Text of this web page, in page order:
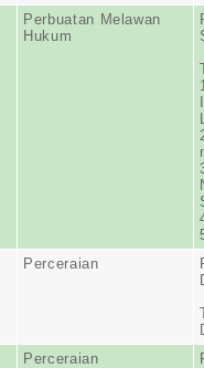
Perbuatan Melawan
Hukum
Perceraian
Perceraian